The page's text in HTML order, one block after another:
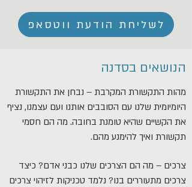
לשליחת הודעת ווטסאפ
הנושאים בסדנה
מהות התקשורת המקרבת – נבחן את התקשורת
היומיומית שלנו עם הסובבים אותנו ועם עצמנו, נציף
את הקשיים שהיא טומנת בחובה. מה הם חסמי
תקשורת ואיך להימנע מהם.
צרכים – מה הם הצרכים שלנו כבני אדם? כיצד
צרכים מתעוררים בנו? נלמד טכניקות לזיהוי צרכים